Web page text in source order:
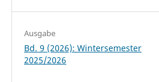
Ausgabe
Bd. 9 (2026): Wintersemester
2025/2026